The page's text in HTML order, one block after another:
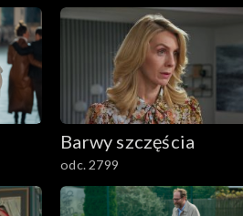
3301-3400
3201-3300
3101-3200
3001-3100
2901-3000
Barwy szczęścia
odc. 2799